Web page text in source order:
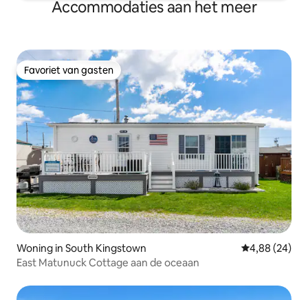
Accommodaties aan het meer
Favoriet van gasten
Favoriet van gasten
Woning in South Kingstown Gemiddelde
4,88 (24)
East Matunuck Cottage aan de oceaan